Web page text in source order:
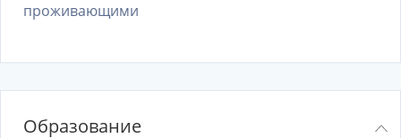
проживающими
Образование